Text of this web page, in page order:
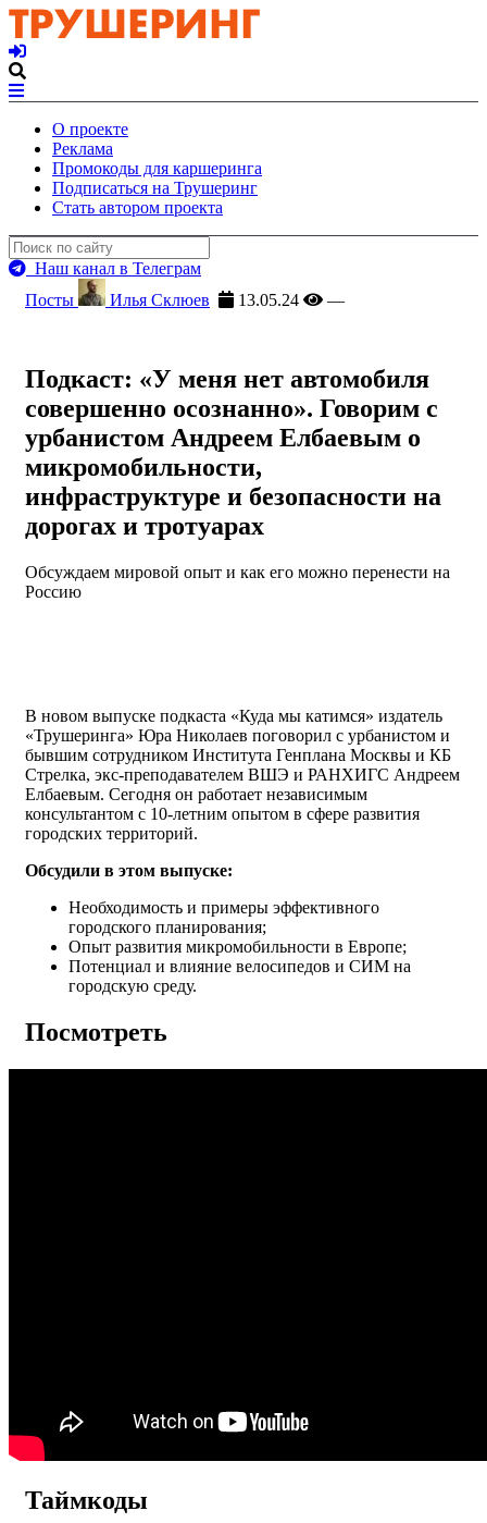
О проекте
Реклама
Промокоды для каршеринга
Подписаться на Трушеринг
Стать автором проекта
Наш канал в Телеграм
Посты
Илья Склюев 13.05.24 —
Подкаст: «У меня нет автомобиля
совершенно осознанно». Говорим с
урбанистом Андреем Елбаевым о
микромобильности,
инфраструктуре и безопасности на
дорогах и тротуарах
Обсуждаем мировой опыт и как его можно перенести на
Россию
В новом выпуске подкаста «Куда мы катимся» издатель
«Трушеринга» Юра Николаев поговорил с урбанистом и
бывшим сотрудником Института Генплана Москвы и КБ
Стрелка, экс-преподавателем ВШЭ и РАНХИГС Андреем
Елбаевым. Сегодня он работает независимым
консультантом с 10-летним опытом в сфере развития
городских территорий.
Обсудили в этом выпуске:
Необходимость и примеры эффективного
городского планирования;
Опыт развития микромобильности в Европе;
Потенциал и влияние велосипедов и СИМ на
городскую среду.
Посмотреть
Таймкоды